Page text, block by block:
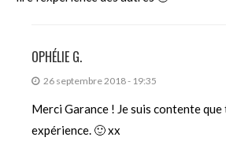
OPHÉLIE G.
26 septembre 2018 - 19:35
Merci Garance ! Je suis contente
expérience. 🙂 xx